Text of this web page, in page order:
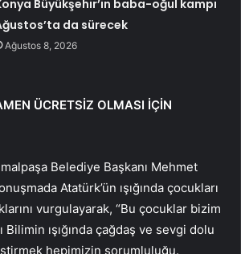
Büyükşehir’in baba-oğul kampı
da sürecek
Ağustos 8, 2026
ÜCRETSİZ OLMASI İÇİN
Belediye Başkanı Mehmet
Atatürk’ün ışığında çocukları
vurgulayarak, “Bu çocuklar bizim
ışığında çağdaş ve sevgi dolu
hepimizin sorumluluğu.